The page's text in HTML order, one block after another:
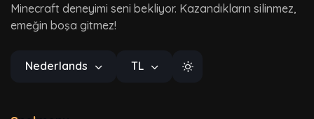
Minecraft deneyimi seni bekliyor. Kazandıkların silinmez,
emeğin boşa gitmez!
Nederlands TL